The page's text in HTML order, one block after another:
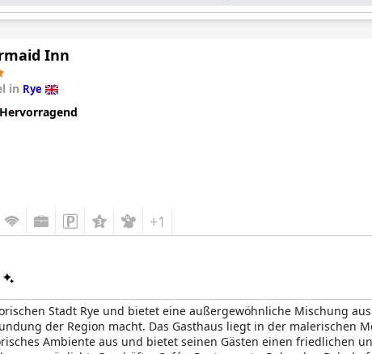
Inn
in Rye
Hervorragend
+1
Stadt Rye und bietet eine außergewöhnliche Mischung
der Region macht. Das Gasthaus liegt in der malerischen
Ambiente aus und bietet seinen Gästen einen friedlichen